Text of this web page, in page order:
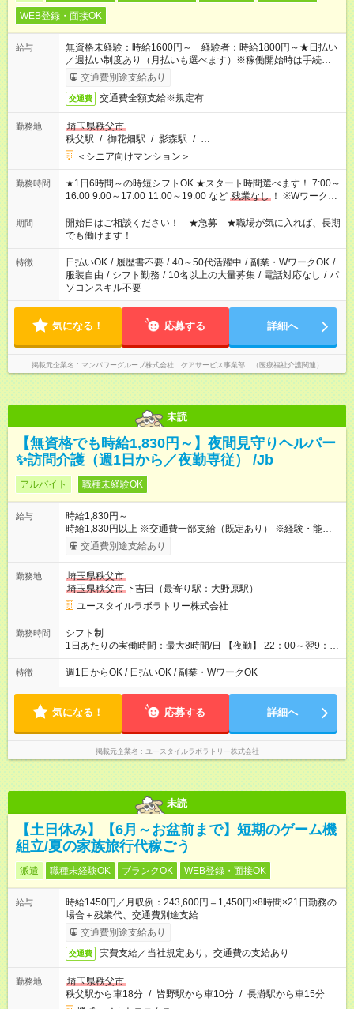
WEB登録・面接OK
給与
無資格未経験：時給1600円～ 経験者：時給1800円～★日払い
／週払い制度あり（月払いも選べます）※稼働開始時は手続き完
了次第のお支払いとなります。
交通費別途支給あり
交通費 交通費全額支給※規定有
勤務地
埼玉県秩父市
秩父駅 / 御花畑駅 / 影森駅 / …
＜シニア向けマンション＞
勤務時間
★1日6時間～の時短シフトOK ★スタート時間選べます！ 7:00～
16:00 9:00～17:00 11:00～19:00 など 残業なし ！ ※Wワークの
場合、他のお仕事と合わせ週40時間超の就業はご案内できませ
ん ※法令に基づき、週20時間以上勤務は社会保険への加入対象
となります ※労働者派遣法（日雇い派遣の原則禁止）により、
短時間・短期間の就業はご案内が難しい場合があります
期間
開始日はご相談ください！ ★急募 ★職場が気に入れば、長期
でも働けます！
特徴 日払いOK / 履歴書不要 / 40～50代活躍中 / 副業・WワークOK /
服装自由 / シフト勤務 / 10名以上の大量募集 / 電話対応なし / パ
ソコンスキル不要
気になる！ 応募する 詳細へ
掲載元企業名 マンパワーグループ株式会社 ケアサービス事業部 （医療福祉介護関連）
未読
【無資格でも時給1,830円～】夜間見守りヘルパー
✨訪問介護（週1日から／夜勤専従） /Jb
アルバイト 職種未経験OK
給与
時給1,830円～
時給1,830円以上 ※交通費一部支給（既定あり） ※経験・能力を
考慮して決定します 【収入例】 週1回勤務の場合：1,830円×8時
間×4回=5万8,560円 週3回勤務の場合：1,830円×8時間×12回
月 ※ 雇用形態と給与に、本採用時と異なる部分があります。 雇
用形態：本採用時と同じです。 給与：時給 1,580円以上
交通費別途支給あり
勤務地
埼玉県秩父市
埼玉県秩父市下吉田（最寄り駅：大野原駅）
ユースタイルラボラトリー株式会社
勤務時間
シフト制
1日あたりの実働時間：最大8時間/日 【夜勤】 22：00～翌9：
00 ※週1日～OK ／ 夜勤専従 ＊＊ 勤務時間例 ＊＊ ■22時か
ら翌7時 ■23時から翌8時 ■24時から翌9時 など ※上記の時間
ます。 ※曜日固定（毎週同じ曜日での勤務となります）
特徴 週1日からOK / 日払いOK / 副業・WワークOK
気になる！ 応募する 詳細へ
掲載元企業名 ユースタイルラボラトリー株式会社
未読
【土日休み】【6月～お盆前まで】短期のゲーム機
組立/夏の家族旅行代稼ごう
派遣 職種未経験OK ブランクOK WEB登録・面接OK
給与
時給1450円／月収例：243,600円＝1,450円×8時間×21日勤務の
場合＋残業代、交通費別途支給
交通費別途支給あり
交通費 実費支給／当社規定あり。交通費の支給あり
勤務地
埼玉県秩父市
秩父駅から車18分 / 皆野駅から車10分 / 長瀞駅から車15分